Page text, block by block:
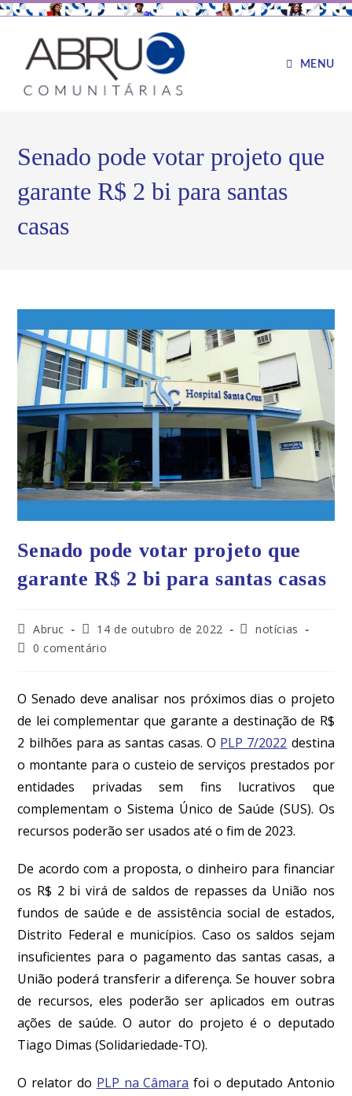
MENU
Senado pode votar projeto que
garante R$ 2 bi para santas
casas
Senado pode votar projeto que
garante R$ 2 bi para santas casas
Abruc 14 de outubro de 2022
notícias
0 comentário
O Senado deve analisar nos próximos dias o projeto
de lei complementar que garante a destinação de R$
2 bilhões para as santas casas. O PLP 7/2022 destina
o montante para o custeio de serviços prestados por
entidades privadas sem fins lucrativos que
complementam o Sistema Único de Saúde (SUS). Os
recursos poderão ser usados até o fim de 2023.
De acordo com a proposta, o dinheiro para financiar
os R$ 2 bi virá de saldos de repasses da União nos
fundos de saúde e de assistência social de estados,
Distrito Federal e municípios. Caso os saldos sejam
insuficientes para o pagamento das santas casas, a
União poderá transferir a diferença. Se houver sobra
de recursos, eles poderão ser aplicados em outras
ações de saúde. O autor do projeto é o deputado
Tiago Dimas (Solidariedade-TO).
O relator do PLP na Câmara foi o deputado Antonio